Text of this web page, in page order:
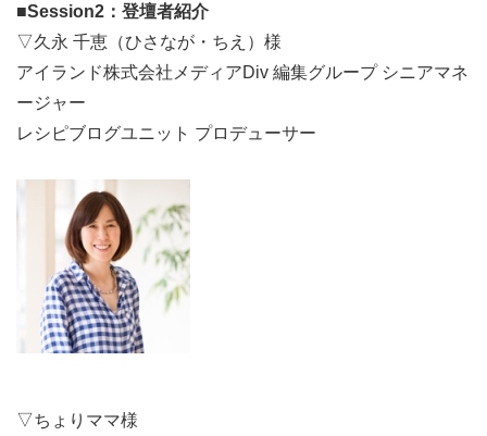
■Session2：登壇者紹介
▽久永 千恵（ひさなが・ちえ）様
アイランド株式会社メディアDiv 編集グループ シニアマネ
ージャー
レシピブログユニット プロデューサー
▽ちょりママ様